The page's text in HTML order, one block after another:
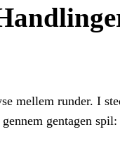
mellem runder. I
gentagen spil: